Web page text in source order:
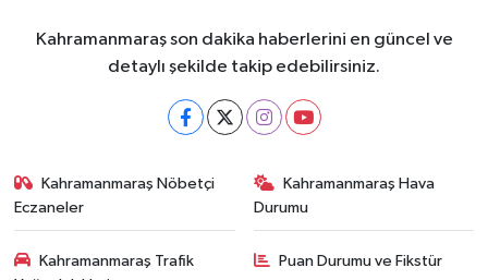
Kahramanmaraş son dakika haberlerini en güncel ve
detaylı şekilde takip edebilirsiniz.
Kahramanmaraş Nöbetçi
Eczaneler
Kahramanmaraş Hava
Durumu
Kahramanmaraş Trafik
Puan Durumu ve Fikstür